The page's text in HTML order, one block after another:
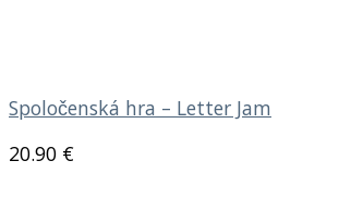
Spoločenská hra – Letter Jam
20.90 €